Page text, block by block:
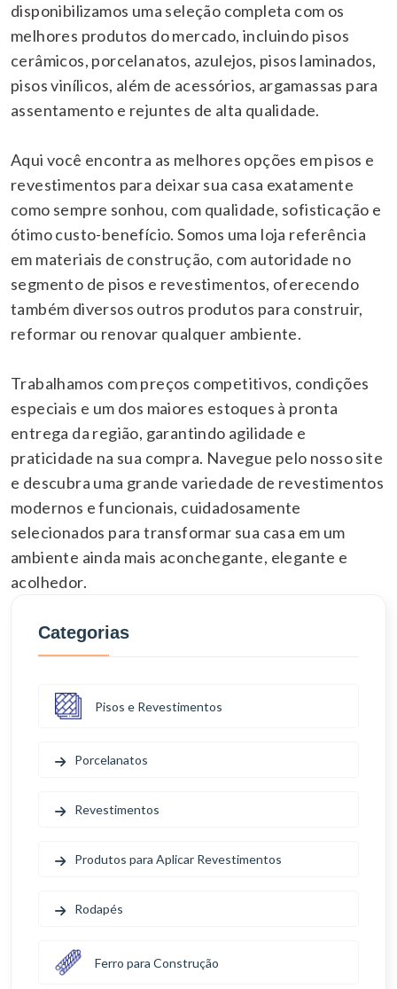
disponibilizamos uma seleção completa com os
melhores produtos do mercado, incluindo pisos
cerâmicos, porcelanatos, azulejos, pisos laminados,
pisos vinílicos, além de acessórios, argamassas para
assentamento e rejuntes de alta qualidade.
Aqui você encontra as melhores opções em pisos e
revestimentos para deixar sua casa exatamente
como sempre sonhou, com qualidade, sofisticação e
ótimo custo-benefício. Somos uma loja referência
em materiais de construção, com autoridade no
segmento de pisos e revestimentos, oferecendo
também diversos outros produtos para construir,
reformar ou renovar qualquer ambiente.
Trabalhamos com preços competitivos, condições
especiais e um dos maiores estoques à pronta
entrega da região, garantindo agilidade e
praticidade na sua compra. Navegue pelo nosso site
e descubra uma grande variedade de revestimentos
modernos e funcionais, cuidadosamente
selecionados para transformar sua casa em um
ambiente ainda mais aconchegante, elegante e
acolhedor.
Categorias
Pisos e Revestimentos
Porcelanatos
Revestimentos
Produtos para Aplicar Revestimentos
Rodapés
Ferro para Construção